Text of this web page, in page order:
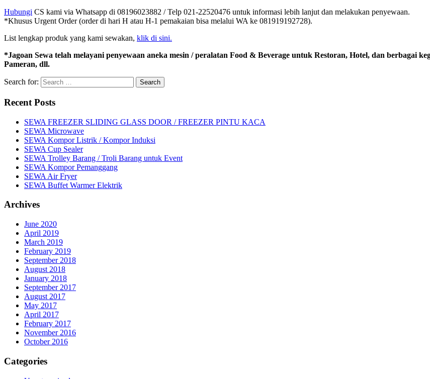
Hubungi CS kami via Whatsapp di 08196023882 / Telp 021-22520476 untuk informasi lebih lanjut dan melakukan penyewaan.
*Khusus Urgent Order (order di hari H atau H-1 pemakaian bisa melalui WA ke 081919192728).
List lengkap produk yang kami sewakan, klik di sini.
*Jagoan Sewa telah melayani penyewaan aneka mesin / peralatan Food & Beverage untuk Restoran, Hotel, dan berbagai
Pameran, dll.
Search for:
Recent Posts
SEWA FREEZER SLIDING GLASS DOOR / FREEZER PINTU KACA
SEWA Microwave
SEWA Kompor Listrik / Kompor Induksi
SEWA Cup Sealer
SEWA Trolley Barang / Troli Barang untuk Event
SEWA Kompor Pemanggang
SEWA Air Fryer
SEWA Buffet Warmer Elektrik
Archives
June 2020
April 2019
March 2019
February 2019
September 2018
August 2018
January 2018
September 2017
August 2017
May 2017
April 2017
February 2017
November 2016
October 2016
Categories